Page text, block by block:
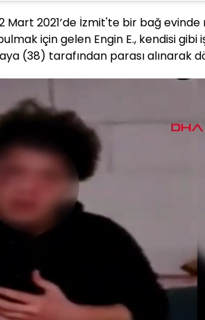
Mart 2021’de İzmit'te bir bağ
için gelen Engin E., kendisi gibi
(38) tarafından parası alınarak
: